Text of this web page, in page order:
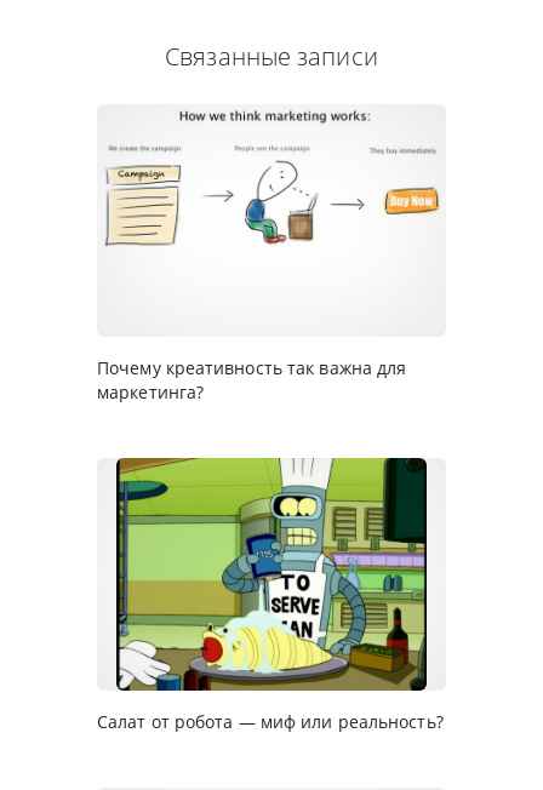
Связанные записи
Почему креативность так важна для
маркетинга?
Салат от робота — миф или реальность?